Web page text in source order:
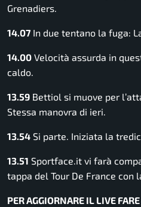
Grenadiers.
14.07 In due tentano la fuga:
14.00 Velocità assurda in
caldo.
13.59 Bettiol si muove per
Stessa manovra di ieri.
13.54 Si parte. Iniziata la
13.51 Sportface.it vi farà
tappa del Tour De France con
PER AGGIORNARE IL LIVE